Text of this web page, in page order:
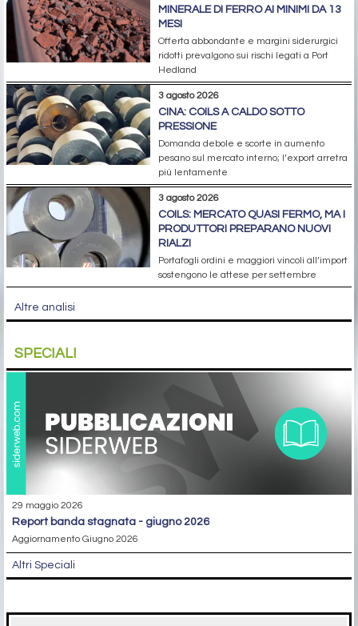
MINERALE DI FERRO AI MINIMI DA 13
MESI
Offerta abbondante e margini siderurgici
ridotti prevalgono sui rischi legati a Port
Hedland
3 agosto 2026
CINA: COILS A CALDO SOTTO
PRESSIONE
Domanda debole e scorte in aumento
pesano sul mercato interno; l’export arretra
più lentamente
3 agosto 2026
COILS: MERCATO QUASI FERMO, MA I
PRODUTTORI PREPARANO NUOVI
RIALZI
Portafogli ordini e maggiori vincoli all’import
sostengono le attese per settembre
Altre analisi
SPECIALI
29 maggio 2026
report banda stagnata - giugno 2026
Aggiornamento Giugno 2026
Altri Speciali